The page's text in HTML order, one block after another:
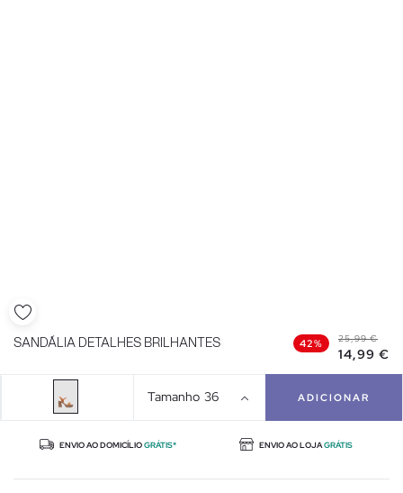
SANDÁLIA DETALHES BRILHANTES 42% 25,99 €
14,99 €
Tamanho 36 ADICIONAR
ENVIO AO DOMICÍLIOGRÁTIS* ENVIO AO LOJAGRÁTIS